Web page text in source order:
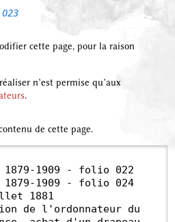
cette page, pour la raison
n’est permise qu’aux
.
de cette page.